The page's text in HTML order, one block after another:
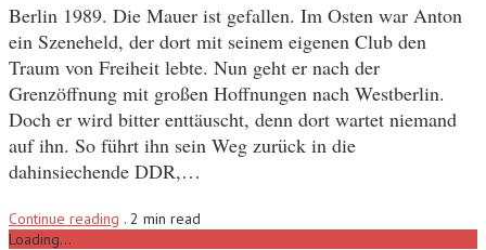
Berlin 1989. Die Mauer ist gefallen. Im Osten war Anton
ein Szeneheld, der dort mit seinem eigenen Club den
Traum von Freiheit lebte. Nun geht er nach der
Grenzöffnung mit großen Hoffnungen nach Westberlin.
Doch er wird bitter enttäuscht, denn dort wartet niemand
auf ihn. So führt ihn sein Weg zurück in die
dahinsiechende DDR,…
Continue reading . 2 min read
Loading...